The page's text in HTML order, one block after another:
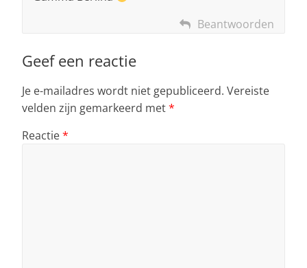
Beantwoorden
Geef een reactie
Je e-mailadres wordt niet gepubliceerd. Vereiste
velden zijn gemarkeerd met*
Reactie*